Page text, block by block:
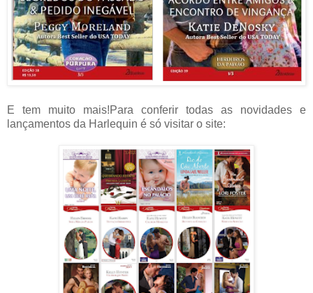
E tem muito mais!Para conferir todas as novidades e
lançamentos da Harlequin é só visitar o site: